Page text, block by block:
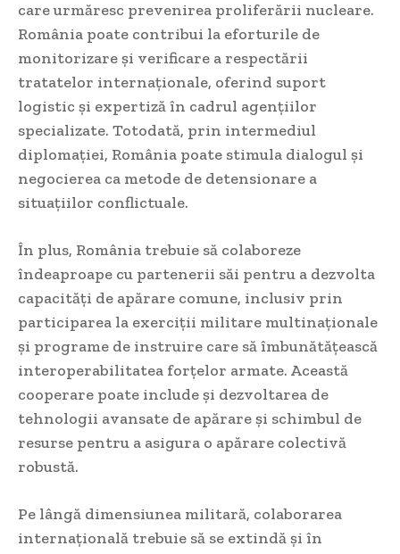
care urmăresc prevenirea proliferării nucleare.
România poate contribui la eforturile de
monitorizare și verificare a respectării
tratatelor internaționale, oferind suport
logistic și expertiză în cadrul agențiilor
specializate. Totodată, prin intermediul
diplomației, România poate stimula dialogul și
negocierea ca metode de detensionare a
situațiilor conflictuale.
În plus, România trebuie să colaboreze
îndeaproape cu partenerii săi pentru a dezvolta
capacități de apărare comune, inclusiv prin
participarea la exerciții militare multinaționale
și programe de instruire care să îmbunătățească
interoperabilitatea forțelor armate. Această
cooperare poate include și dezvoltarea de
tehnologii avansate de apărare și schimbul de
resurse pentru a asigura o apărare colectivă
robustă.
Pe lângă dimensiunea militară, colaborarea
internațională trebuie să se extindă și în